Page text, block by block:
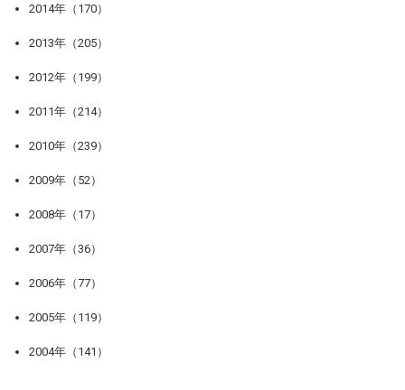
2014年（170）
2013年（205）
2012年（199）
2011年（214）
2010年（239）
2009年（52）
2008年（17）
2007年（36）
2006年（77）
2005年（119）
2004年（141）